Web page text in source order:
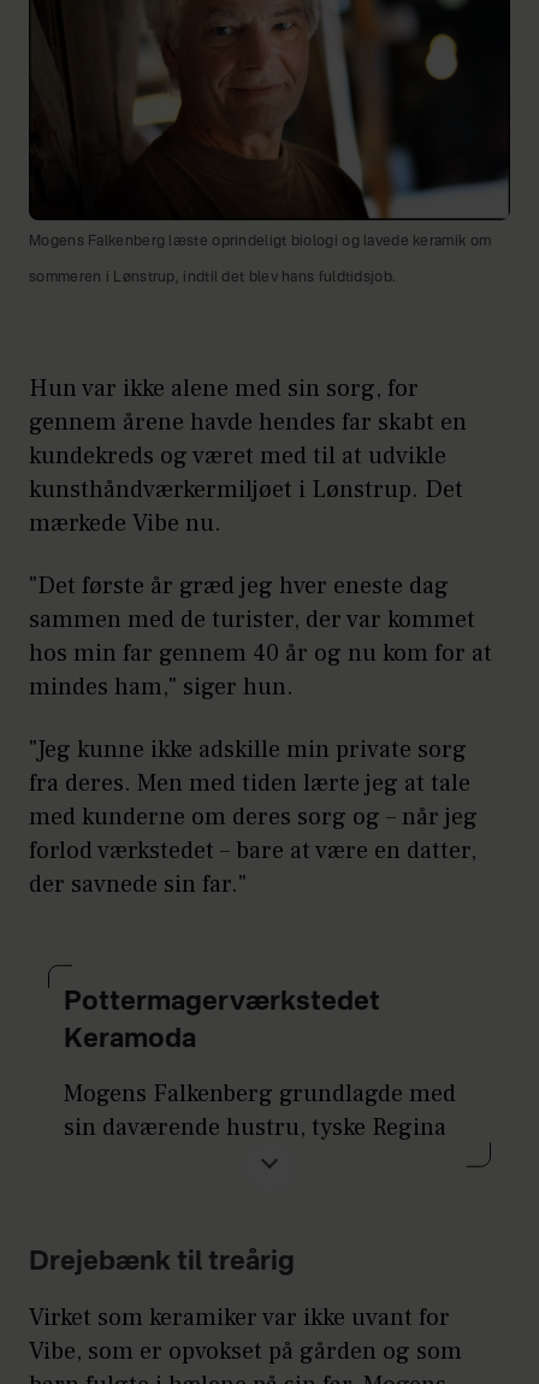
Mogens Falkenberg læste oprindeligt biologi og lavede keramik om
sommeren i Lønstrup, indtil det blev hans fuldtidsjob.
Hun var ikke alene med sin sorg, for
gennem årene havde hendes far skabt en
kundekreds og været med til at udvikle
kunsthåndværkermiljøet i Lønstrup. Det
mærkede Vibe nu.
"Det første år græd jeg hver eneste dag
sammen med de turister, der var kommet
hos min far gennem 40 år og nu kom for at
mindes ham," siger hun.
"Jeg kunne ikke adskille min private sorg
fra deres. Men med tiden lærte jeg at tale
med kunderne om deres sorg og – når jeg
forlod værkstedet – bare at være en datter,
der savnede sin far."
Pottermagerværkstedet
Keramoda
Mogens Falkenberg grundlagde med
sin daværende hustru, tyske Regina
Maria S. Kraus, Rubjerg Pottemageri i
og åbnede Keramoda. Mogens
landskabskeramik, men skabte i sine
sidste år også skulpturer i ler.
Drejebænk til treårig
Virket som keramiker var ikke uvant for
Vibe, som er opvokset på gården og som